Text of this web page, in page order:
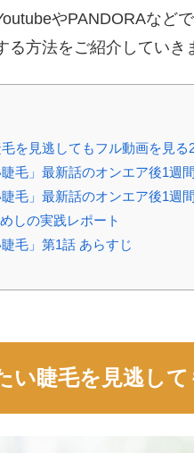
やPANDORAなど
る方法をご紹介していき
を見逃してもフル動画を見る
睫毛」最新話のオンエア後1週
睫毛」最新話のオンエア後1週
しの実践レポート
毛」第1話 あらすじ
い睫毛を見逃し